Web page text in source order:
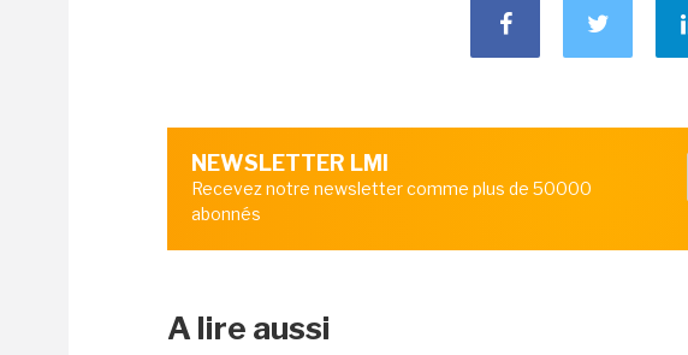
NEWSLETTER LMI
Recevez notre newsletter comme plus de 50000
abonnés
A lire aussi